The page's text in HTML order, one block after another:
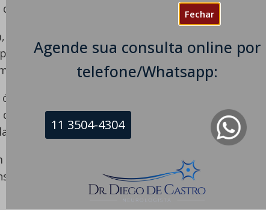
Fechar
Agende sua consulta online por
telefone/Whatsapp:
11 3504-4304
fluidos e minúsculos pelos.
os pelos podem detectar em que direção o fluido
usar essas
que direção sua cabeça está voltada.
semelhantes que também são
detectam aceleração. A informação de ambos
para o cérebro através do nervo vestibular
contribuir para a disfunção do sistema
podem ocorrer se qualquer parte deste sistema